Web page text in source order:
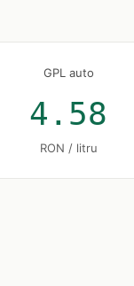
GPL auto
4.58
RON / litru